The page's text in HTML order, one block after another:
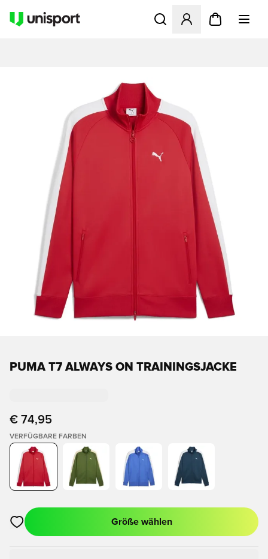
Öffnet ein Fenster zum
PUMA T7 ALWAYS ON TRAININGSJACKE
€ 74,95
VERFÜGBARE FARBEN
Öffnet ein Fenster zum Anmelden oder Registrieren als
Größe wählen